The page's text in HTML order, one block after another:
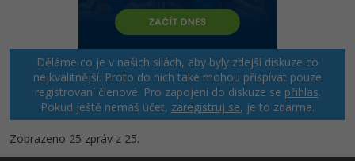
Děláme co je v našich silách, aby byly zdejší diskuze co
nejkvalitnější. Proto do nich také mohou přispívat pouze
registrovaní členové. Pro zapojení do diskuze se přihlas.
Pokud ještě nemáš účet, zaregistruj se, je to zdarma.
Zobrazeno 25 zpráv z 25.